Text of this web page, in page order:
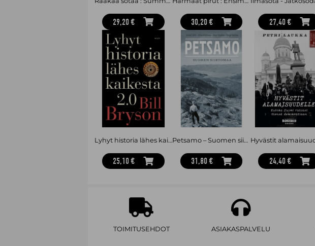
29,20 € 30,20 € 27,40 €
Lyhyt historia lähes kaikesta 2.0
25,10 €
Petsamo – Suomen siirtomaa
31,80 € 24,40 €
TOIMITUSEHDOT ASIAKASPALVELU